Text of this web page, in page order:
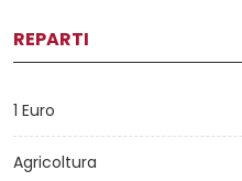
REPARTI
1 Euro
Agricoltura